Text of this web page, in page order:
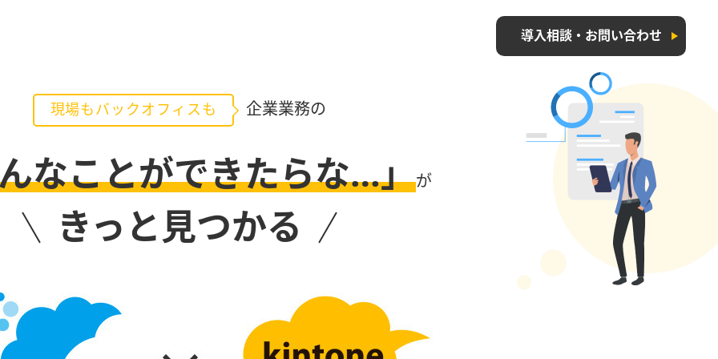
導入相談・お問い合わせ
現場もバックオフィスも 企業業務の
なことができたらな…」が
きっと見つかる